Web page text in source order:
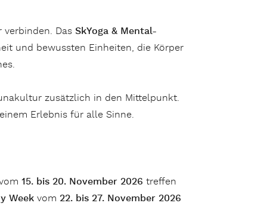
verbinden. Das SkYoga & Mental-
und bewussten Einheiten, die Körper
zusätzlich in den Mittelpunkt.
Erlebnis für alle Sinne.
15. bis 20. November 2026 treffen
Weekvom 22. bis 27. November 2026